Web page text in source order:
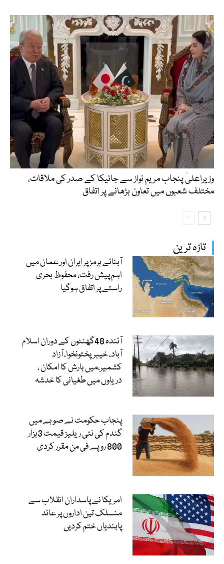
تازہ ترین
آبنائے ہرمز پر ایران اور عمان میں
اہم پیش رفت، محفوظ بحری
راستے پر اتفاق ہوگیا
آئندہ 48گھنٹوں کے دوران اسلام
آباد، خیبرپختونخوا، آزاد
کشمیر،میں بارش کا امکان ،
دریاوں میں طغیانی کا خدشہ
پنجاب حکومت نے صوبے میں
گندم کی نئی ریلیز قیمت 3ہزار
800 روپے فی من مقرر کردی
امریکا نے پاسداران انقلاب سے
منسلک تین اداروں پر عائد
پابندیاں ختم کردیں
وزیراعلیٰ پنجاب مریم نواز سے جائیکا کے صدر کی ملاقات،
مختلف شعبوں میں تعاون بڑھانے پر اتفاق